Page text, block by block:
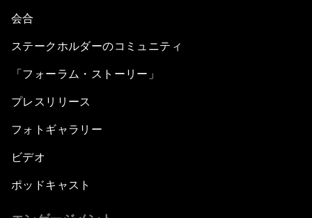
会合
ステークホルダーのコミュニティ
「フォーラム・ストーリー」
プレスリリース
フォトギャラリー
ビデオ
ポッドキャスト